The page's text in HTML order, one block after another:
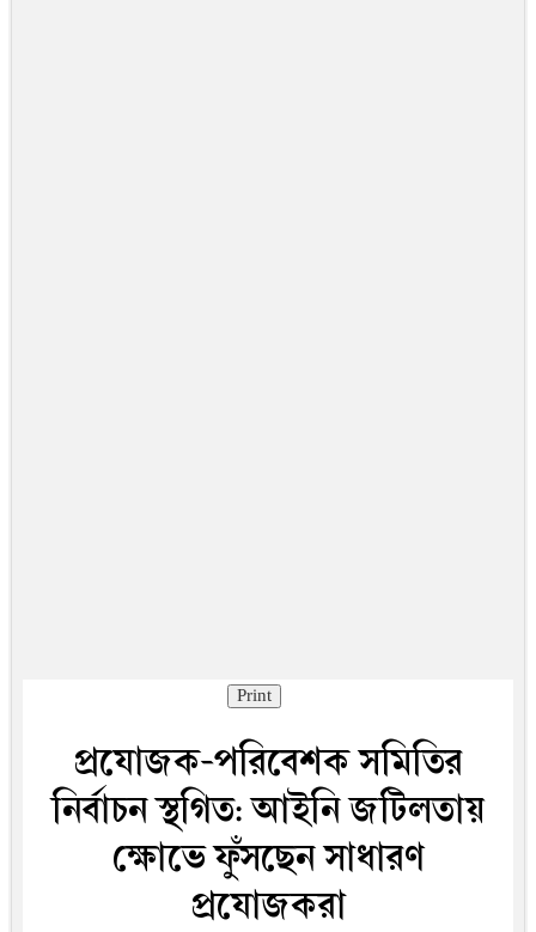
Print
প্রযোজক-পরিবেশক সমিতির
নির্বাচন স্থগিত: আইনি জটিলতায়
ক্ষোভে ফুঁসছেন সাধারণ
প্রযোজকরা